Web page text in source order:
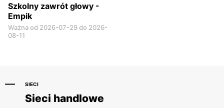
Szkolny zawrót głowy -
Empik
Ważna od 2026-07-29 do 2026-
08-11
SIECI
Sieci handlowe